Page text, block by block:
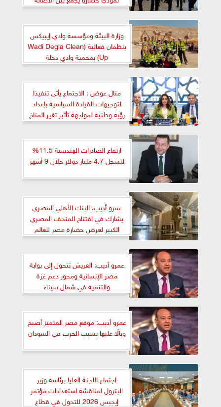
والمعاصرة
وزارة البيئة ومؤسسة وادي إيبيكس
ينظمان فعالية (Wadi Degla Clean
Up) بمحمية وادي دجلة
منال عوض : الاجتماع يأتى تنفيذا
لتوجيهات القيادة السياسية بإعداد
رؤية وطنية لمواجهة تأثير تغير المناخ
على الأمن الغذائي
ارتفاع الصادرات الهندسية 11.5%
لتسجل 4.7 مليار دولار خلال 9 أشهر
عمرو أديب: البنك الأهلي المصري
يشارك في افتتاح المتحف المصري
الكبير لعرض حضارة مصر للعالم
عمرو أديب: العريش تتحول إلى بوابة
مصر الإنسانية ومحور دعم غزة
والتنمية في شمال سيناء
عمرو أديب: موقع مصر المتميز أصبح
وبالًا عليها بسبب الحرب في السودان
اجتماع اللجنة العليا برئاسة وزير
البترول لمناقشة استعدادات مؤتمر
إيجبس 2026 للتحول في قطاع